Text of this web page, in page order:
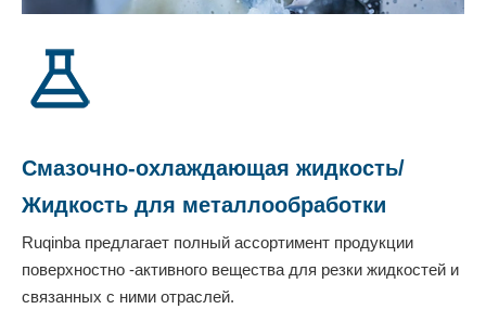
Смазочно-охлаждающая жидкость/
Жидкость для металлообработки
Ruqinba предлагает полный ассортимент продукции
поверхностно -активного вещества для резки жидкостей и
связанных с ними отраслей.